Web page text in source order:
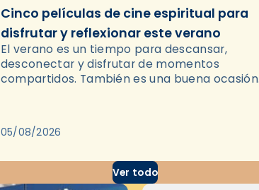
Cinco películas de cine espiritual para
disfrutar y reflexionar este verano
El verano es un tiempo para descansar,
desconectar y disfrutar de momentos
compartidos. También es una buena ocasión
05/08/2026
Ver todo